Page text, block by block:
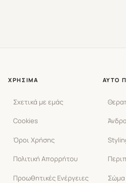
ΧΡΉΣΙΜΑ
Σχετικά με εμάς
Cookies
Όροι Χρήσης
Πολιτική Απορρήτου
Προωθητικές Ενέργειες
ΑΥΤΌ